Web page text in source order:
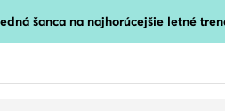
šanca na najhorúcejšie letné